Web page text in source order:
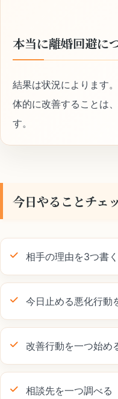
本当に離婚回避に
結果は状況によります
体的に改善することは
す。
今日やることチェ
相手の理由を3つ書く
今日止める悪化行動
改善行動を一つ始め
相談先を一つ調べる